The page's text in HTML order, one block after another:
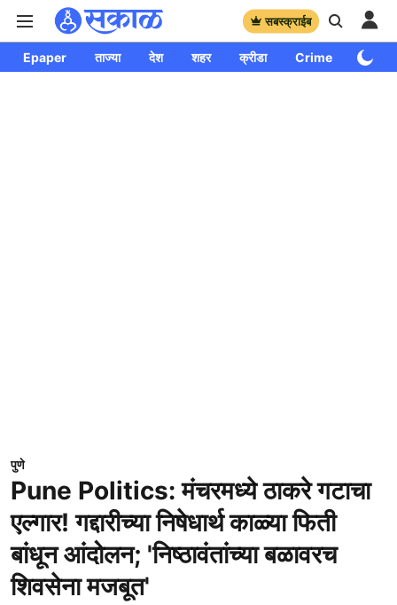
सबस्क्राईब
Epaper ताज्या देश शहर क्रीडा Crime
पुणे
Pune Politics: मंचरमध्ये ठाकरे गटाचा
एल्गार! गद्दारीच्या निषेधार्थ काळ्या फिती
बांधून आंदोलन; 'निष्ठावंतांच्या बळावरच
शिवसेना मजबूत'